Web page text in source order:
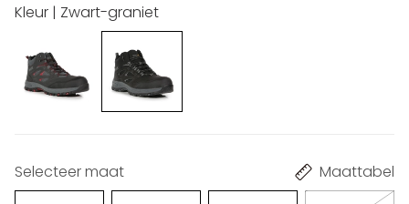
Kleur | Zwart-graniet
Selecteer maat Maattabel